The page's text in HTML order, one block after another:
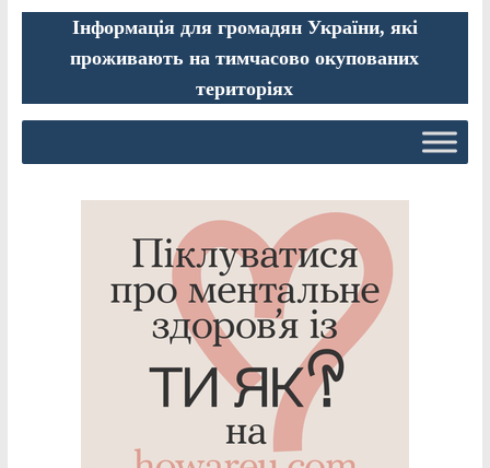
Інформація для громадян України, які
проживають на тимчасово окупованих
територіях